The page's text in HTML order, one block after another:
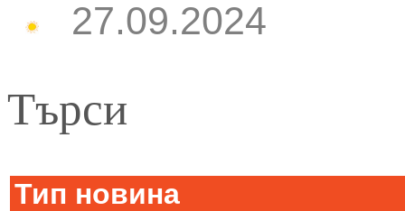
27.09.2024
Търси
Тип новина